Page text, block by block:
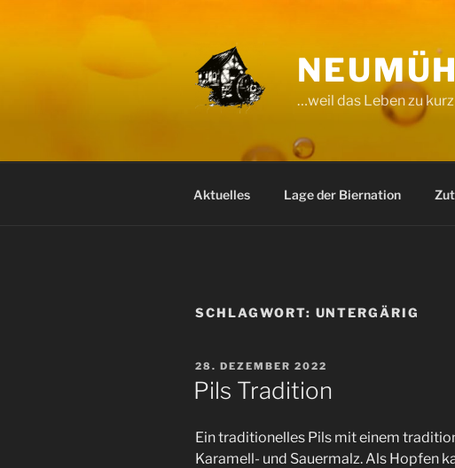
…weil das Leben zu
Aktuelles Lage der Biernation
SCHLAGWORT: UNTERGÄRIG
VERÖFFENTLICHT
AM
28. DEZEMBER 2022
Pils Tradition
Ein traditionelles Pils mit einem
Karamell- und Sauermalz. Als Hopfen